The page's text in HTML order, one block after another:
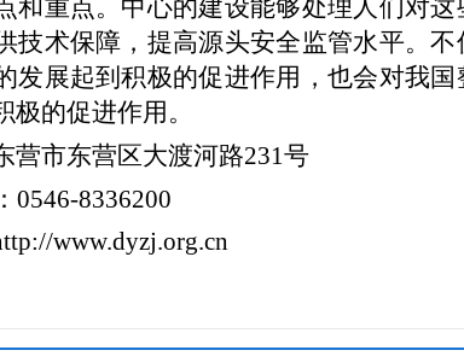
和重点。中心的建设能够处理人们对这
技术保障，提高源头安全监管水平。
发展起到积极的促进作用，也会对我
极的促进作用。
市东营区大渡河路231号
0546-8336200
www.dyzj.org.cn